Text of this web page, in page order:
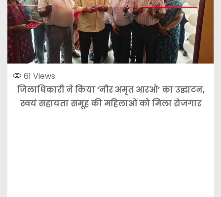
61 Views
जिलाधिकारी ने किया ‘नीर अमृत आरओ’ का उद्घाटन,
स्वयं सहायता समूह की महिलाओं को मिला रोजगार